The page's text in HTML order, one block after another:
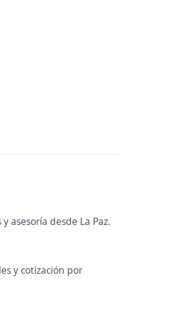
asesoría desde La Paz.
y cotización por